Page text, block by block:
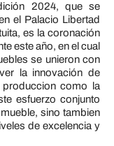
2024, que se
el Palacio Libertad
es la coronación
este año, en el cual
se unieron con
la innovación de
como la
esfuerzo conjunto
mueble, sino tambien
de excelencia y